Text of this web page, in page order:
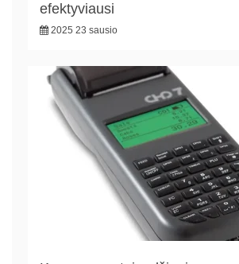
efektyviausi
2025 23 sausio